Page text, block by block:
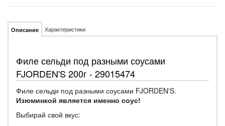
Описание Характеристики
Филе сельди под разными соусами
FJORDEN'S 200г - 29015474
Филе сельди под разными соусами FJORDEN'S.
Изюминкой является именно соус!
Выбирай свой вкус: